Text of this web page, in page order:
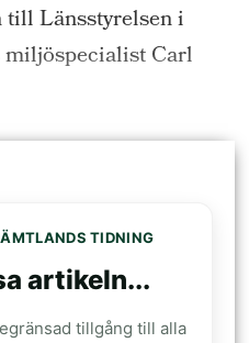
till Länsstyrelsen i
Carl
TIDNING
artikeln...
tillgång till alla